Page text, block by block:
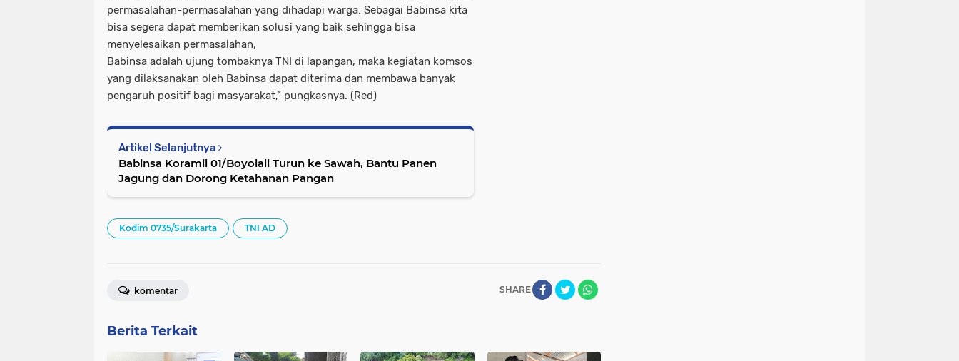
permasalahan-permasalahan yang dihadapi warga. Sebagai Babinsa kita
bisa segera dapat memberikan solusi yang baik sehingga bisa
menyelesaikan permasalahan,
Babinsa adalah ujung tombaknya TNI di lapangan, maka kegiatan komsos
yang dilaksanakan oleh Babinsa dapat diterima dan membawa banyak
pengaruh positif bagi masyarakat,” pungkasnya. (Red)
Artikel Selanjutnya
Babinsa Koramil 01/Boyolali Turun ke Sawah, Bantu Panen
Jagung dan Dorong Ketahanan Pangan
Kodim 0735/Surakarta TNI AD
SHARE
komentar
Berita Terkait